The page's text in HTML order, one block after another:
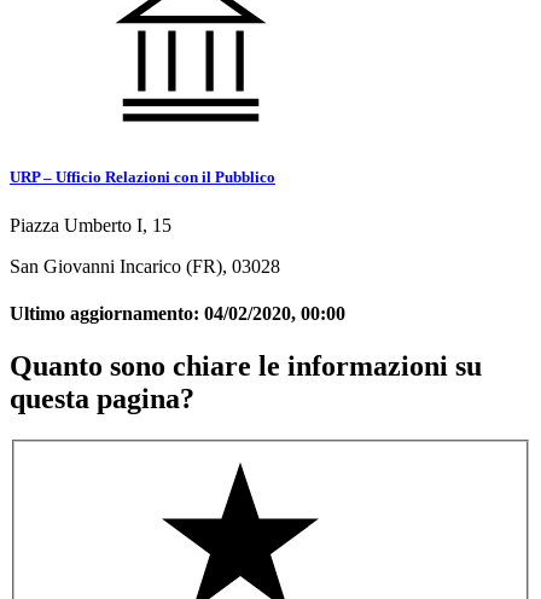
URP – Ufficio Relazioni con il Pubblico
Piazza Umberto I, 15
San Giovanni Incarico (FR), 03028
Ultimo aggiornamento: 04/02/2020, 00:00
Quanto sono chiare le informazioni su
questa pagina?